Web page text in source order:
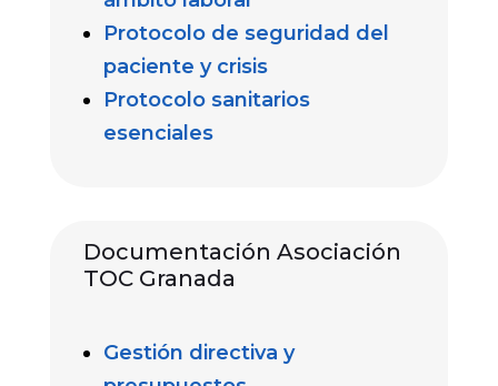
Protocolo de seguridad del
paciente y crisis
Protocolo sanitarios
esenciales
Documentación Asociación
TOC Granada
Gestión directiva y